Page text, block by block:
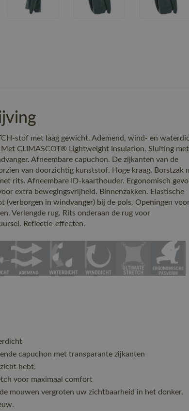
stof met laag gewicht. Ademend, wind- en
Met CLIMASCOT® Lightweight Insulation. Sluiting
Afneembare capuchon. De zijkanten van de
van doorzichtig kunststof. Hoge kraag. Borstzak
rits. Afneembare ID-kaarthouder. Ergonomisch
extra bewegingsvrijheid. Binnenzakken. Elastische
(verborgen in windvanger) bij de pols. Openingen
Verlengde rug. Rits onderaan de rug voor
Reflectie-effecten.
capuchon met transparante zijkanten
hebt.
voor maximaal comfort
mouwen vergroten uw zichtbaarheid in het donker.